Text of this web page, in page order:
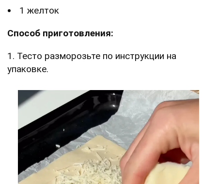
1 желток
Способ приготовления:
1. Тесто разморозьте по инструкции на
упаковке.